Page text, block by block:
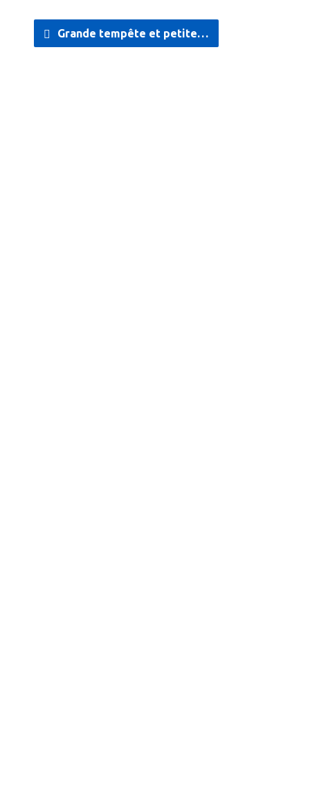
Grande tempête et petite…